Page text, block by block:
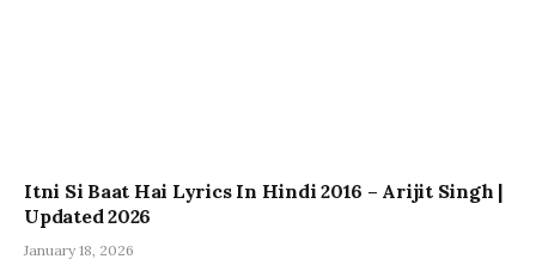
Itni Si Baat Hai Lyrics In Hindi 2016 – Arijit Singh |
Updated 2026
January 18, 2026